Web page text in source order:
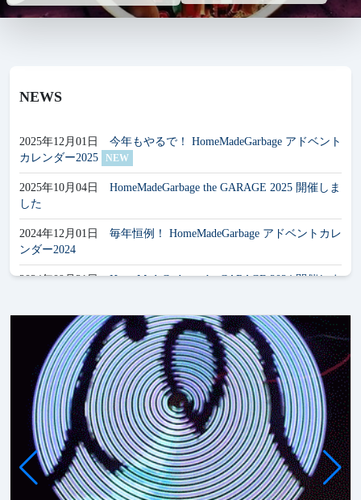
NEWS
2025年12月01日 今年もやるで！ HomeMadeGarbage アドベント
カレンダー2025
NEW
2025年10月04日 HomeMadeGarbage the GARAGE 2025 開催しま
した
2024年12月01日 毎年恒例！ HomeMadeGarbage アドベントカレ
ンダー2024
2024年09月21日HomeMadeGarbage the GARAGE 2024 開催しま
2024年05月13日フリー画像サイトを公開しました
2024年05月01日家庭内つぶやきサイト「Trash」を公開しまし
た！
2024年02月29日SPRESENSE 活用コンテスト ロボット部門 最
優秀賞 & クレイン電子 アドオンボード特別賞 受賞
2023年02月01日フリーBGM（2023年）のアルバムを配信しま
した
2023年12月01日お待たせいたしました！ HomeMadeGarbage ア